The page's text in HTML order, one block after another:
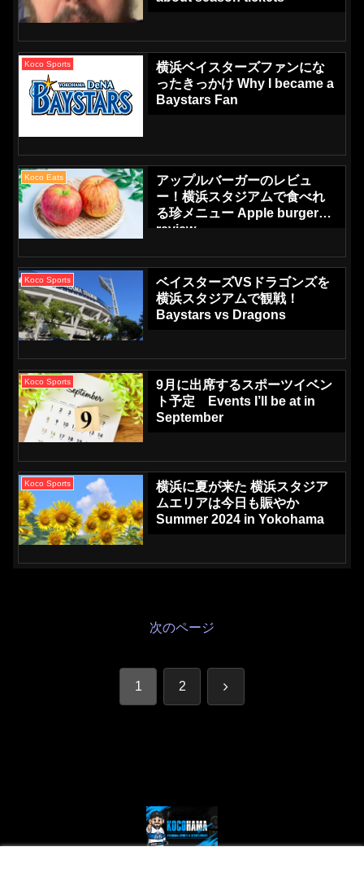
Koco Sports
横浜ベイスターズファンにな
ったきっかけ Why I became a
Baystars Fan
Koco Eats
アップルバーガーのレビュ
ー！横浜スタジアムで食べれ
る珍メニュー Apple burger
review
Koco Sports
ベイスターズVSドラゴンズを
横浜スタジアムで観戦！
Baystars vs Dragons
Koco Sports
9月に出席するスポーツイベン
ト予定 Events I’ll be at in
September
Koco Sports
横浜に夏が来た 横浜スタジア
ムエリアは今日も賑やか
Summer 2024 in Yokohama
次のページ
1 2 次